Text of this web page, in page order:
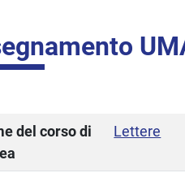
del corso di
Lettere